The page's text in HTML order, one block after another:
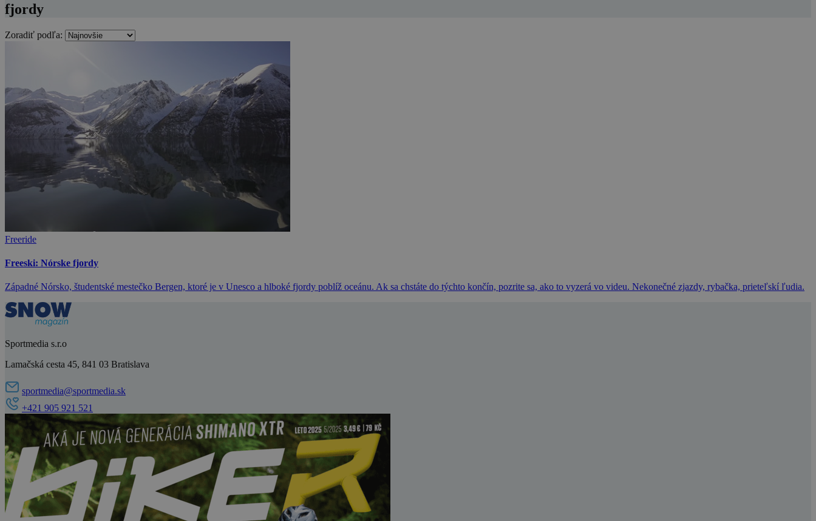
fjordy
Zoradiť podľa:
Freeride
Freeski: Nórske fjordy
Západné Nórsko, študentské mestečko Bergen, ktoré je v Unesco a hlboké fjordy poblíž oceánu. Ak sa chstáte do týchto končín, pozrite sa, ako to vyzerá vo videu. Nekonečné zjazdy, rybačka, prieteľskí ľudia.
Sportmedia s.r.o
Lamačská cesta 45, 841 03 Bratislava
sportmedia@sportmedia.sk
+421 905 921 521